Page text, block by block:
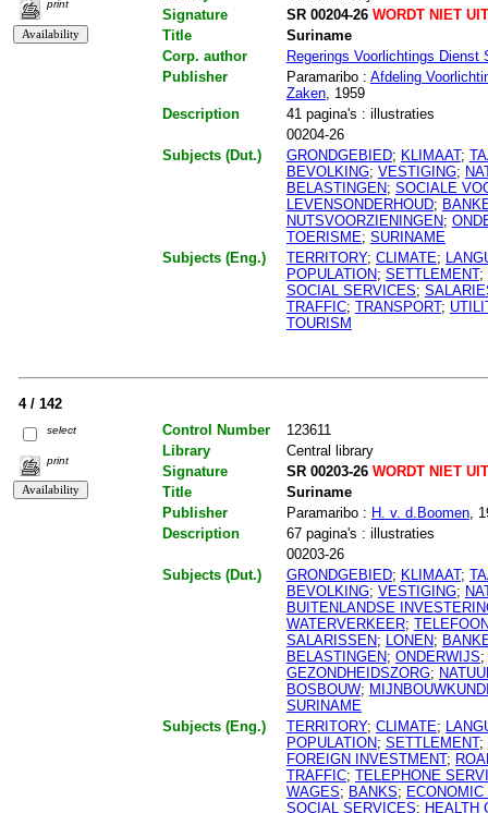
print
Signature
SR 00204-26WORDT NIET
Title
Suriname
Corp. author
Regerings Voorlichtings Dienst
Publisher
Paramaribo : Afdeling
Zaken, 1959
Description
41 pagina's : illustraties
00204-26
Subjects (Dut.)
GRONDGEBIED; KLIMAAT;
BEVOLKING; VESTIGING;
BELASTINGEN; SOCIALE
LEVENSONDERHOUD;
NUTSVOORZIENINGEN;
TOERISME; SURINAME
Subjects (Eng.)
TERRITORY; CLIMATE;
POPULATION; SETTLEMENT;
SOCIAL SERVICES;
TRAFFIC; TRANSPORT;
TOURISM
4 / 142
select
print
Control Number
123611
Library
Central library
Signature
SR 00203-26WORDT NIET
Title
Suriname
Publisher
Paramaribo : H. v. d.Boomen,
Description
67 pagina's : illustraties
00203-26
Subjects (Dut.)
GRONDGEBIED; KLIMAAT;
BEVOLKING; VESTIGING;
BUITENLANDSE
WATERVERKEER;
SALARISSEN; LONEN;
BELASTINGEN; ONDERWIJS;
GEZONDHEIDSZORG;
BOSBOUW;
SURINAME
Subjects (Eng.)
TERRITORY; CLIMATE;
POPULATION; SETTLEMENT;
FOREIGN INVESTMENT;
TRAFFIC; TELEPHONE
WAGES; BANKS;
SOCIAL SERVICES; HEALTH